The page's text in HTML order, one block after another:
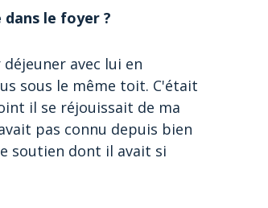
dans le foyer ?
avec lui en
sous le même toit. C'était
il se réjouissait de ma
pas connu depuis bien
soutien dont il avait si